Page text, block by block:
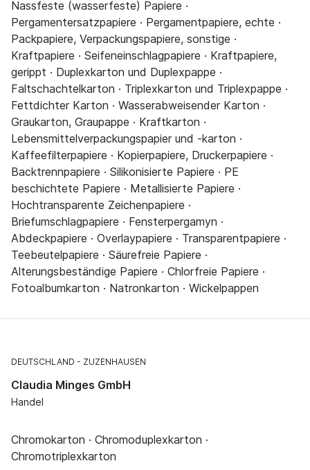
Nassfeste (wasserfeste) Papiere ·
Pergamentersatzpapiere · Pergamentpapiere, echte ·
Packpapiere, Verpackungspapiere, sonstige ·
Kraftpapiere · Seifeneinschlagpapiere · Kraftpapiere,
gerippt · Duplexkarton und Duplexpappe ·
Faltschachtelkarton · Triplexkarton und Triplexpappe ·
Fettdichter Karton · Wasserabweisender Karton ·
Graukarton, Graupappe · Kraftkarton ·
Lebensmittelverpackungspapier und -karton ·
Kaffeefilterpapiere · Kopierpapiere, Druckerpapiere ·
Backtrennpapiere · Silikonisierte Papiere · PE
beschichtete Papiere · Metallisierte Papiere ·
Hochtransparente Zeichenpapiere ·
Briefumschlagpapiere · Fensterpergamyn ·
Abdeckpapiere · Overlaypapiere · Transparentpapiere ·
Teebeutelpapiere · Säurefreie Papiere ·
Alterungsbeständige Papiere · Chlorfreie Papiere ·
Fotoalbumkarton · Natronkarton · Wickelpappen
DEUTSCHLAND ZUZENHAUSEN
Claudia Minges GmbH
Handel
Chromokarton · Chromoduplexkarton ·
Chromotriplexkarton